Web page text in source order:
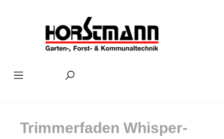
Trimmerfaden Whisper-